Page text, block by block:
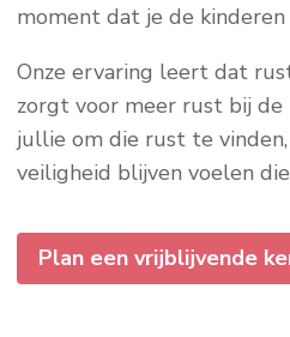
moment dat je de
Onze ervaring leert dat
zorgt voor meer rust bij de
jullie om die rust te
veiligheid blijven voelen
Plan een vrijblijvende